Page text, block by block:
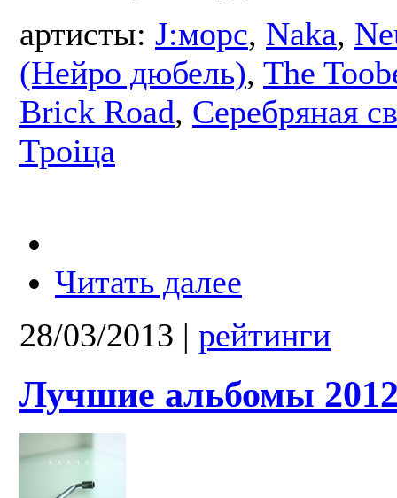
артисты: J:морс, Naka,
(Нейро дюбель), The
Brick Road, Серебряная
Троіца
Читать далее
28/03/2013 | рейтинги
Лучшие альбомы